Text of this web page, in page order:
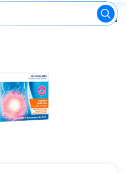
Remédio para o Estômago e